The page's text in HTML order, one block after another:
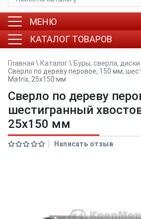
МЕНЮ
КАТАЛОГ ТОВАРОВ
Главная \ Каталог\ Буры, сверла, диски
Сверло по дереву перовое, 150 мм,
Matrix, 25х150 мм
Сверло по дереву
шестигранный
25х150 мм
Написать отзыв